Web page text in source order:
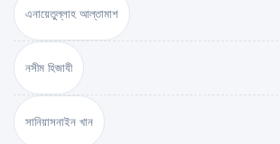
এনায়েতুল্লাহ আল্‌তামাশ
নসীম হিজাযী
সানিয়াসনাইন খান